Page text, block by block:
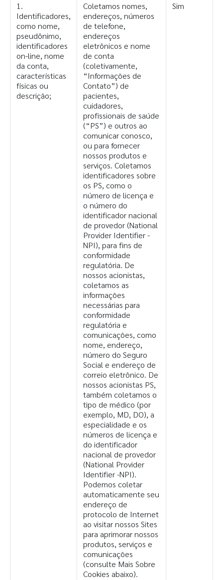
1.
Identificadores,
como nome,
pseudônimo,
identificadores
on-line, nome
da conta,
características
físicas ou
descrição;
Coletamos nomes,
endereços, números
de telefone,
endereços
eletrônicos e nome
de conta
(coletivamente,
“Informações de
Contato”) de
pacientes,
cuidadores,
profissionais de saúde
(“PS”) e outros ao
comunicar conosco,
ou para fornecer
nossos produtos e
serviços. Coletamos
identificadores sobre
os PS, como o
número de licença e
o número do
identificador nacional
de provedor (National
Provider Identifier -
NPI), para fins de
conformidade
regulatória. De
nossos acionistas,
coletamos as
informações
necessárias para
conformidade
regulatória e
comunicações, como
nome, endereço,
número do Seguro
Social e endereço de
correio eletrônico. De
nossos acionistas PS,
também coletamos o
tipo de médico (por
exemplo, MD, DO), a
especialidade e os
números de licença e
do identificador
nacional de provedor
(National Provider
Identifier -NPI).
Podemos coletar
automaticamente seu
endereço de
protocolo de Internet
ao visitar nossos Sites
para aprimorar nossos
produtos, serviços e
comunicações
(consulte Mais Sobre
Cookies abaixo).
Sim